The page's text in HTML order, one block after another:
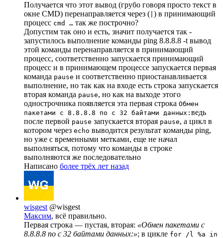
Получается что этот вывод (грубо говоря просто текст в
окне CMD) перенаправляется через ( ) в принимающий
процесс cmd … так же построчно?
Допустим так оно и есть, значит получается так -
запустилось выполнение команды ping 8.8.8.8 -t вывод
этой команды перенаправляется в принимающий
процесс, соответственно запускается принимающий
процесс и в принимающем процессе запускается первая
команда pause и соответственно приостанавливается
выполнение, но так как на входе есть строка запускается
вторая команда pause, но как на выходе этого
однострочника появляется эта первая строка Обмен
пакетами с 8.8.8.8 по с 32 байтами данных: ведь
после первой pause запускается вторая pause, а цикл в
котором через echo выводится результат команды ping,
но уже с временными метками, еще не начал
выполняться, потому что команды в строке
выполняются же последовательно
Написано более трёх лет назад
wisgest @wisgest
Максим, всё правильно.
Первая строка — пустая, вторая: «Обмен пакетами с
8.8.8.8 по с 32 байтами данных:»; в цикле for /l %a in